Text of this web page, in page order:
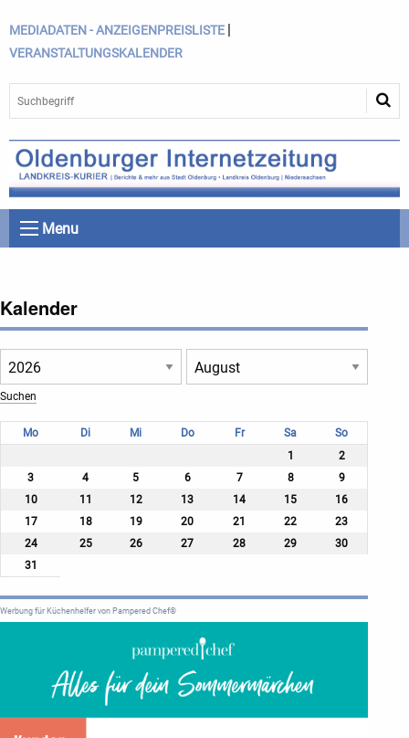
MEDIADATEN - ANZEIGENPREISLISTE |
VERANSTALTUNGSKALENDER
Menu
Kalender
Mo Di Mi Do Fr Sa
So
1
2
3
4 5 6 7 8
9
10
11 12 13 14 15
16
17
18 19 20 21 22
23
24
25 26 27 28 29
30
31
Werbung für Küchenhelfer von Pampered Chef®